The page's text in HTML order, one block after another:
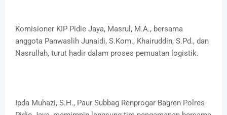
Komisioner KIP Pidie Jaya, Masrul, M.A., bersama
anggota Panwaslih Junaidi, S.Kom., Khairuddin, S.Pd., dan
Nasrullah, turut hadir dalam proses pemuatan logistik.
Ipda Muhazi, S.H., Paur Subbag Renprogar Bagren Polres